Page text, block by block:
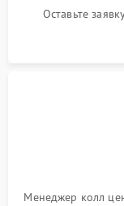
Оставьте
Менеджер колл